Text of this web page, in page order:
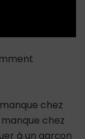
chez
chez
à un garçon